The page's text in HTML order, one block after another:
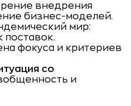
внедрения
бизнес-моделей.
мир:
поставок.
фокуса и критериев
со
и